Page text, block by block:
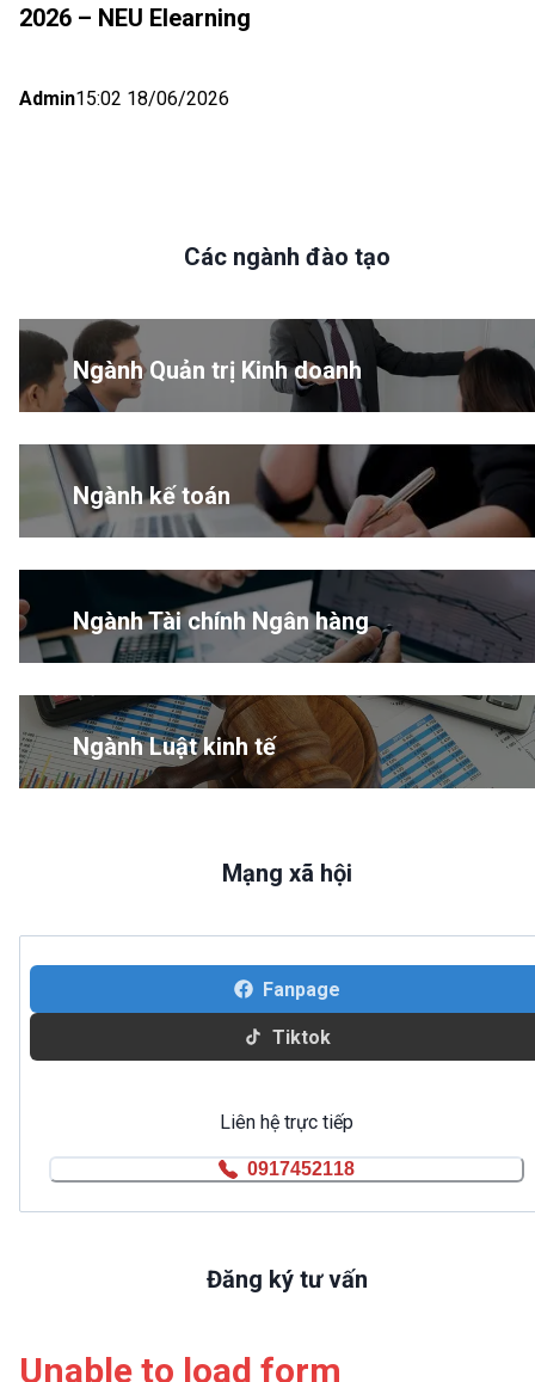
2026 – NEU Elearning
Admin15:02 18/06/2026
Các ngành đào tạo
Ngành Quản trị Kinh doanh
Ngành kế toán
Ngành Tài chính Ngân hàng
Ngành Luật kinh tế
Mạng xã hội
Fanpage
Tiktok
Liên hệ trực tiếp
0917452118
Đăng ký tư vấn
Unable to load form